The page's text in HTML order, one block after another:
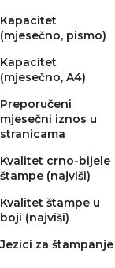
Kapacitet
(mjesečno, pismo)
Kapacitet
(mjesečno, A4)
Preporučeni
mjesečni iznos u
stranicama
Kvalitet crno-bijele
štampe (najviši)
Kvalitet štampe u
boji (najviši)
Jezici za štampanje